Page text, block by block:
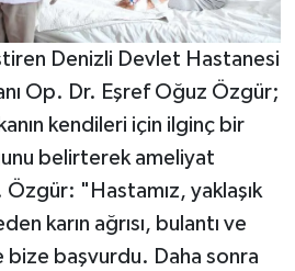
Denizli Devlet Hastanesi
Op. Dr. Eşref Oğuz Özgür;
kendileri için ilginç bir
belirterek ameliyat
Özgür: "Hastamız, yaklaşık
karın ağrısı, bulantı ve
bize başvurdu. Daha sonra